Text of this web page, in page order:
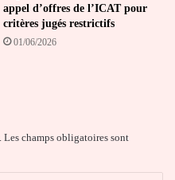
appel d’offres de l’ICAT pour
critères jugés restrictifs
01/06/2026
Les champs obligatoires sont